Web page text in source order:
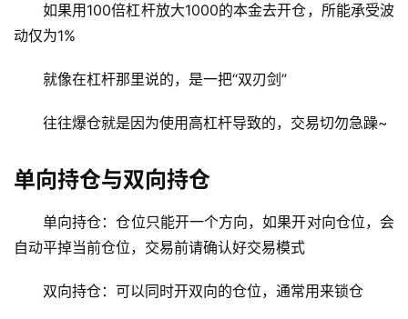
如果用100倍杠杆放大1000的本金去开仓，所能承受波
动仅为1%
就像在杠杆那里说的，是一把“双刃剑”
往往爆仓就是因为使用高杠杆导致的，交易切勿急躁~
单向持仓与双向持仓
单向持仓：仓位只能开一个方向，如果开对向仓位，会
自动平掉当前仓位， 交易前请确认好交易模式
双向持仓：可以同时开双向的仓位，通常用来锁仓